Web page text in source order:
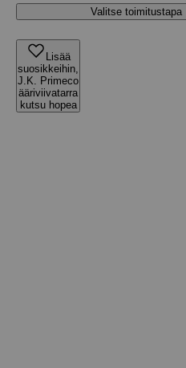
Valitse toimitustapa
Lisää
suosikkeihin,
J.K. Primeco
ääriviivatarra
kutsu hopea